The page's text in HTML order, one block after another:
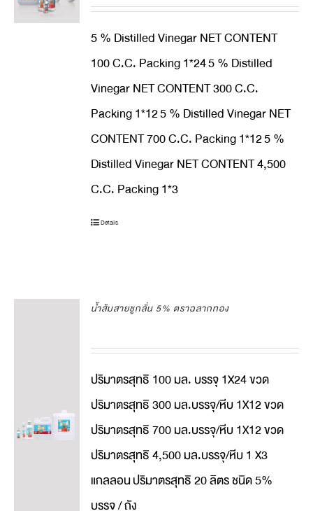
5 % Distilled Vinegar NET CONTENT
100 C.C. Packing 1*245 % Distilled
Vinegar NET CONTENT 300 C.C.
Packing 1*125 % Distilled Vinegar NET
CONTENT 700 C.C. Packing 1*125 %
Distilled Vinegar NET CONTENT 4,500
C.C. Packing 1*3
Details
น้ำส้มสายชูกลั่น 5% ตราฉลากทอง
ปริมาตรสุทธิ 100 มล. บรรจุ 1X24 ขวด
ปริมาตรสุทธิ 300 มล.บรรจุ/หีบ 1X12 ขวด
ปริมาตรสุทธิ 700 มล.บรรจุ/หีบ 1X12 ขวด
ปริมาตรสุทธิ 4,500 มล.บรรจุ/หีบ 1 X3
แกลลอนปริมาตรสุทธิ 20 ลิตร ชนิด 5%
บรรจุ / ถัง